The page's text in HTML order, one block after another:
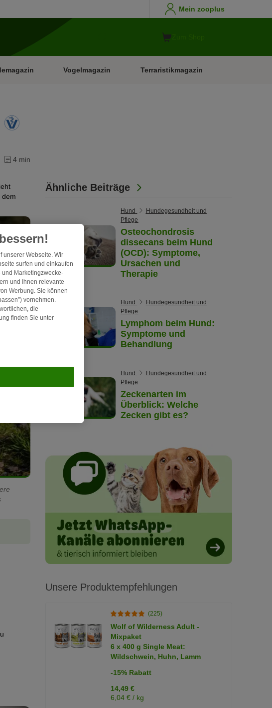
Mein zooplus
Vogelmagazin Terraristikmagazin
4 min
dem
Ähnliche Beiträge
Hund
Hundegesundheit und
Pflege
Osteochondrosis
dissecans beim Hund
(OCD): Symptome,
Ursachen und
Therapie
Hund
Hundegesundheit und
Pflege
Lymphom beim Hund:
Symptome und
Behandlung
Hund
Hundegesundheit und
Pflege
Zeckenarten im
Überblick: Welche
Zecken gibt es?
Unsere Produktempfehlungen
(225)
Wolf of Wilderness Adult -
Mixpaket
6 x 400 g Single Meat:
Wildschwein, Huhn, Lamm
-15% Rabatt
14,49 €
6,04 € / kg
unserer Webseite. Wir
surfen und einkaufen
Marketingzwecke-
und Ihnen relevante
Werbung. Sie können
vornehmen.
die
finden Sie unter